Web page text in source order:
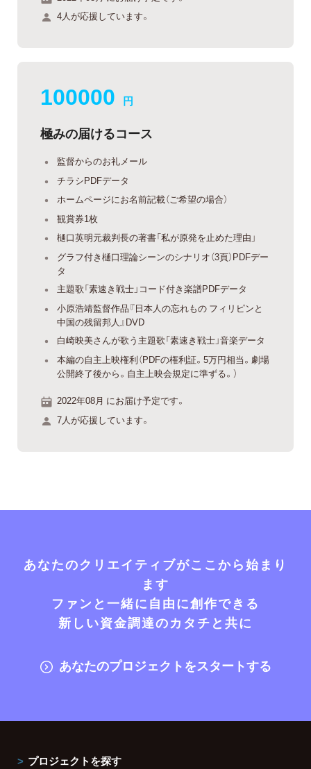
4人が応援しています。
100000 円
極みの届けるコース
監督からのお礼メール
チラシPDFデータ
ホームページにお名前記載（ご希望の場合）
観賞券1枚
樋口英明元裁判長の著書「私が原発を止めた理由」
グラフ付き樋口理論シーンのシナリオ（3頁）PDFデー
タ
主題歌「素速き戦士」コード付き楽譜PDFデータ
小原浩靖監督作品『日本人の忘れもの フィリピンと
中国の残留邦人』DVD
白崎映美さんが歌う主題歌「素速き戦士」音楽データ
本編の自主上映権利（PDFの権利証。5万円相当。劇場
公開終了後から。自主上映会規定に準ずる。）
2022年08月 にお届け予定です。
7人が応援しています。
あなたのクリエイティブがここから始まり
ます
ファンと一緒に自由に創作できる
新しい資金調達のカタチと共に
あなたのプロジェクトをスタートする
プロジェクトを探す